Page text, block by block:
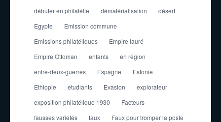
débuter en philatélie
dématérialisation
désert
Egypte
Emission commune
Emissions philatéliques
Empire lauré
Empire Ottoman
enfants
en région
entre-deux-guerres
Espagne
Estonie
Ethiopie
etudiants Evasion
explorateur
exposition philatélique 1930
Facteurs
fausses variétés
faux
Faux pour tromper la poste